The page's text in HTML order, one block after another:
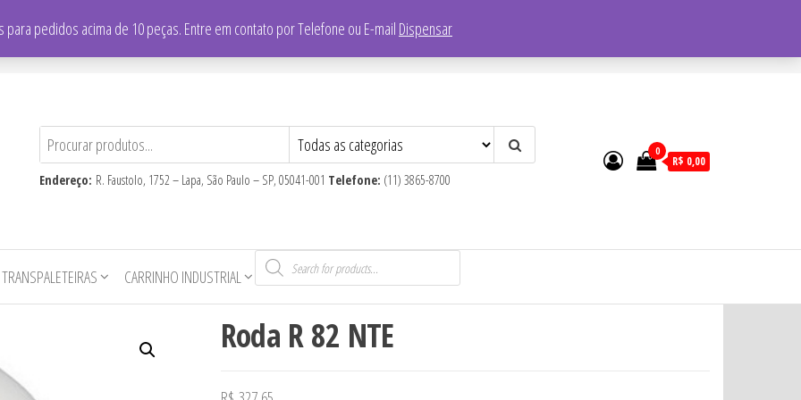
Endereço: R. Faustolo, 1752 – Lapa, São Paulo – SP, 05041-001 Telefone: (11) 3865-8700
0
R$ 0,00
CARRINHO INDUSTRIAL
Pesquisar
produtos
Roda R 82 NTE
para pedidos acima de 10 peças. Entre em contato por Telefone ou E-mail Dispensar